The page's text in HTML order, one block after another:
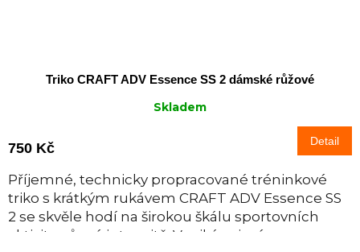
Triko CRAFT ADV Essence SS 2 dámské růžové
Skladem
750 Kč Detail
Příjemné, technicky propracované tréninkové
triko s krátkým rukávem CRAFT ADV Essence SS
2 se skvěle hodí na širokou škálu sportovních
aktivit v různé intenzitě. Vyniká zejména...